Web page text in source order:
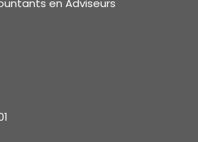
en Adviseurs